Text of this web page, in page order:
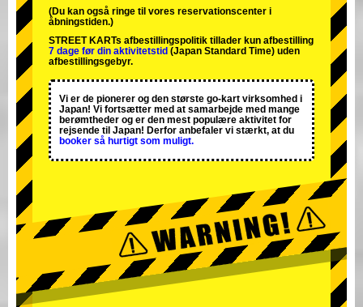
(Du kan også ringe til vores reservationscenter i
åbningstiden.)
STREET KARTs afbestillingspolitik tillader kun afbestilling
7 dage før din aktivitetstid (Japan Standard Time) uden
afbestillingsgebyr.
Vi er de pionerer og den største go-kart virksomhed i
Japan! Vi fortsætter med at samarbejde med mange
berømtheder og er den mest populære aktivitet for
rejsende til Japan! Derfor anbefaler vi stærkt, at du
booker så hurtigt som muligt.